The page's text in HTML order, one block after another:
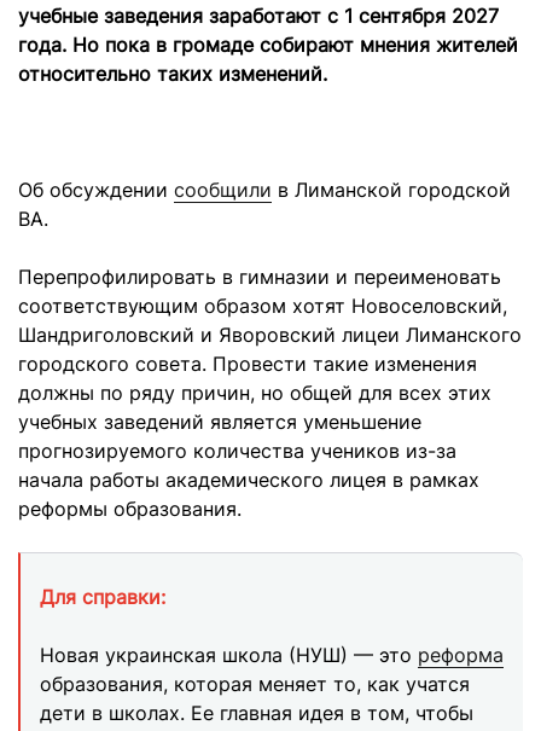
учебные заведения заработают с 1 сентября 2027
года. Но пока в громаде собирают мнения жителей
относительно таких изменений.
Об обсуждении сообщили в Лиманской городской
ВА.
Перепрофилировать в гимназии и переименовать
соответствующим образом хотят Новоселовский,
Шандриголовский и Яворовский лицеи Лиманского
городского совета. Провести такие изменения
должны по ряду причин, но общей для всех этих
учебных заведений является уменьшение
прогнозируемого количества учеников из-за
начала работы академического лицея в рамках
реформы образования.
Для справки:
Новая украинская школа (НУШ) — это реформа
образования, которая меняет то, как учатся
дети в школах. Ее главная идея в том, чтобы